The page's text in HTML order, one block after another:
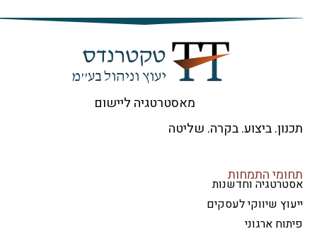
מאסטרטגיה ליישום
ביצוע. בקרה. שליטה
התמחות
וחדשנות
שיווקי לעסקים
ארגוני